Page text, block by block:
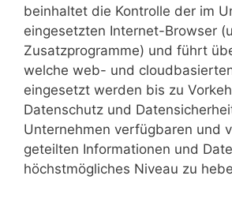
beinhaltet die Kontrolle der im
eingesetzten Internet-Browser
Zusatzprogramme) und führt
welche web- und
eingesetzt werden bis zu
Datenschutz und
Unternehmen verfügbaren und
geteilten Informationen und
höchstmögliches Niveau zu